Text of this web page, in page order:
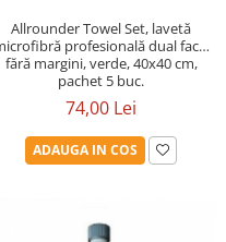
Allrounder Towel Set, lavetă
profesională dual face,
fără margini, verde, 40x40 cm,
pachet 5 buc.
74,00 Lei
ADAUGA IN COS